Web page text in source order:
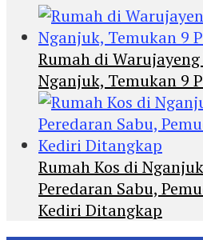
Rumah di
Nganjuk, Temukan 9
Rumah Kos di
Peredaran Sabu,
Kediri Ditangkap